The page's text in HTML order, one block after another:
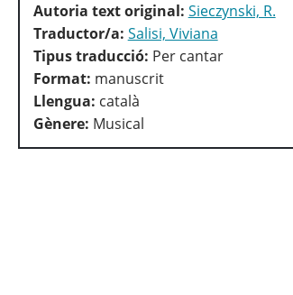
Autoria text original: Sieczynski, R.
Traductor/a: Salisi, Viviana
Tipus traducció: Per cantar
Format: manuscrit
Llengua: català
Gènere: Musical